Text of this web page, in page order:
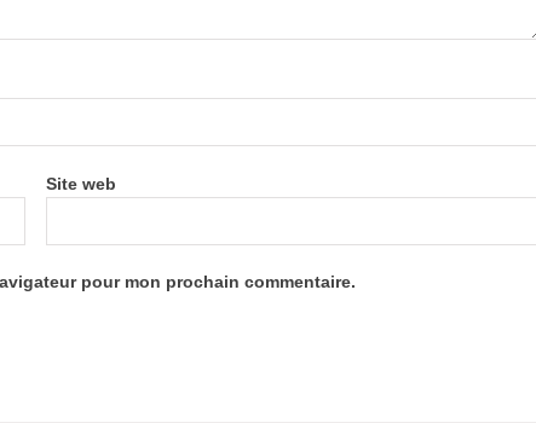
Site web
pour mon prochain commentaire.